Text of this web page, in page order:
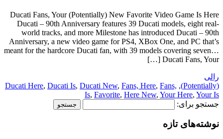
Ducati Fans, Your (Potentially) New Favorite Video Game Is Here
Ducati – 90th Anniversary features 39 Ducati models, eight real-
world tracks, and more Milestone has introduced Ducati – 90th
Anniversary, a new video game for PS4, XBox One, and PC that’s
meant for the hardcore Ducati fan, with 39 models covering seven…
Ducati Fans, Your […]
رالی
(Potentially)
,
Ducati Here, Ducati Is, Ducati New, Fans, Here, Fans,
Is, Favorite, Here New, Your Here, Your Is
جستجو برای:
نوشته‌های تازه